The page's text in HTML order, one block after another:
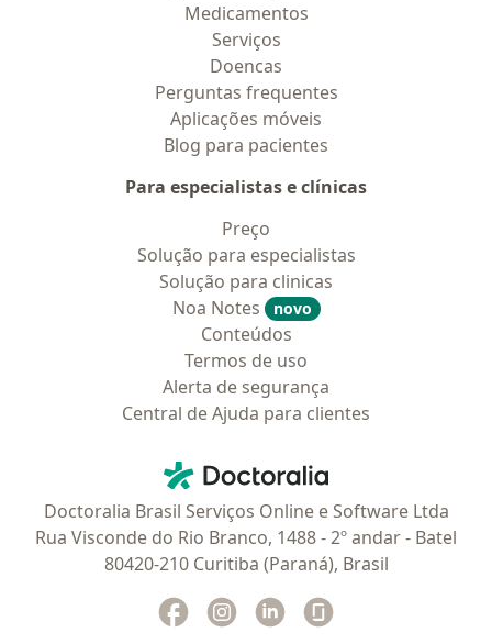
Medicamentos
Serviços
Doencas
Perguntas frequentes
Aplicações móveis
Blog para pacientes
Para especialistas e clínicas
Preço
Solução para especialistas
Solução para clinicas
Noa Notes
novo
Conteúdos
Termos de uso
Alerta de segurança
Central de Ajuda para clientes
Doctoralia - Homepage
Doctoralia Brasil Serviços Online e Software Ltda
Rua Visconde do Rio Branco, 1488 - 2º andar - Batel
80420-210 Curitiba (Paraná), Brasil
Facebook
abre num novo separador
Instagram
abre num novo separador
Linkedin
abre num novo